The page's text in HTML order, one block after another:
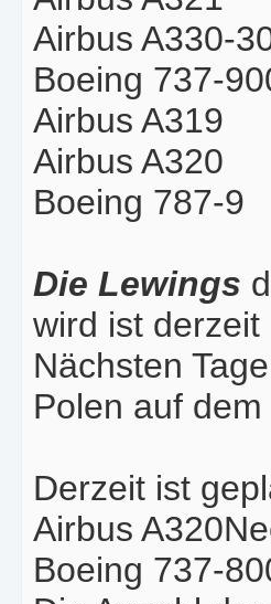
Airbus A330-
Boeing 737-
Airbus A319
Airbus A320
Boeing 787-9
Die Lewings
wird ist
Nächsten
Polen auf
Derzeit ist
Airbus
Boeing 737-